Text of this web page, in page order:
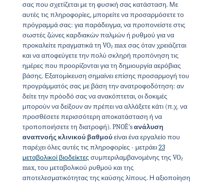
σας που σχετίζεται με τη φυσική σας κατάσταση. Με
αυτές τις πληροφορίες, μπορείτε να προσαρμόσετε το
πρόγραμμά σας: για παράδειγμα, να προπονείστε στις
σωστές ζώνες καρδιακών παλμών ή ρυθμού για να
προκαλείτε πραγματικά τη VO₂ max σας όταν χρειάζεται
και να αποφεύγετε την πολύ σκληρή προπόνηση τις
ημέρες που προορίζονται για τη δημιουργία αερόβιας
βάσης. Εξατομίκευση σημαίνει επίσης προσαρμογή του
προγράμματός σας με βάση την ανατροφοδότηση: αν
δείτε την πρόοδό σας να ανακόπτεται, οι δοκιμές
μπορούν να δείξουν αν πρέπει να αλλάξετε κάτι (π.χ. να
προσθέσετε περισσότερη αποκατάσταση ή να
τροποποιήσετε τη διατροφή). PNOĒ'sανάλυση
αναπνοής κλινικού βαθμούείναι ένα εργαλείο που
παρέχει όλες αυτές τις πληροφορίες - μετράει23
μεταβολικοί βιοδείκτες συμπεριλαμβανομένης της VO₂
max, του μεταβολικού ρυθμού και της
αποτελεσματικότητας της καύσης λίπους. Η αξιοποίηση